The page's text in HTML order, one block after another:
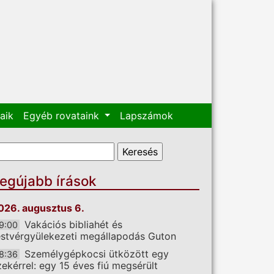
Egyéb rovataink Lapszámok
űrlap
írások
augusztus 6.
Vakációs bibliahét és
megállapodás Guton
Személygépkocsi ütközött egy
egy 15 éves fiú megsérült